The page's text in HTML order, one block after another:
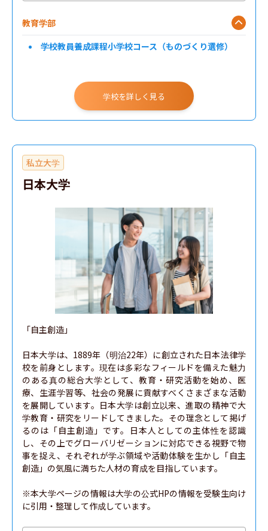
教育学部
学校教員養成課程小学校コース（ものづくり選修）
学校を詳しく見る
私立大学
日本大学
「自主創造」
日本大学は、1889年（明治22年）に創立された日本法律学
校を前身とします。現在は多彩なフィールドを備えた魅力
のある真の総合大学として、教育・研究活動を始め、医
療、生涯学習等、社会の発展に貢献すべくさまざまな活動
を展開しています。日本大学は創立以来、進取の精神で大
学教育・研究をリードしてきました。その理念として掲げ
るのは「自主創造」です。日本人としての主体性を認識
し、その上でグローバリゼーションに対応できる視野で物
事を捉え、それぞれが学ぶ領域や活動体験を生かし「自主
創造」の気風に満ちた人材の育成を目指しています。
※本大学ページの情報は大学の公式HPの情報を受験生向け
に引用・整理して作成しています。